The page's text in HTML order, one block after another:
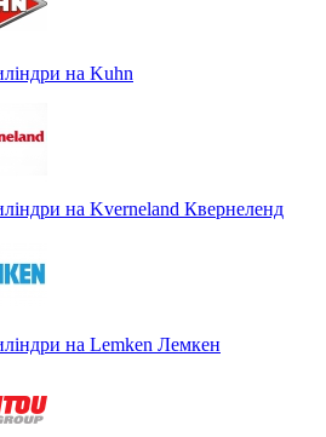
на Kuhn
на Kverneland Квернеленд
на Lemken Лемкен